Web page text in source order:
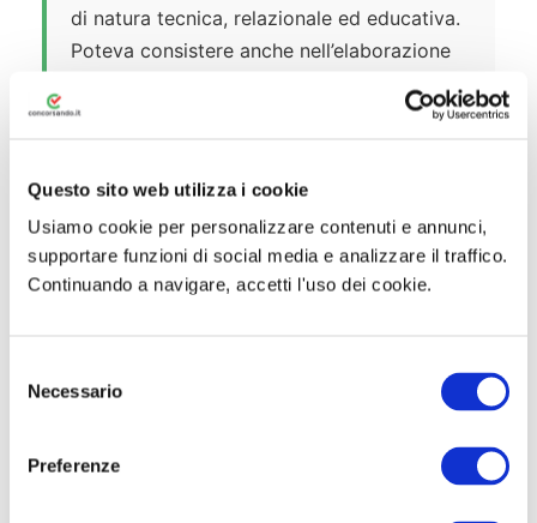
Questo sito web utilizza i cookie
Usiamo cookie per personalizzare contenuti e annunci,
supportare funzioni di social media e analizzare il traffico.
Continuando a navigare, accetti l'uso dei cookie.
Necessario
Preferenze
di natura tecnica, relazionale ed educativa.
Poteva consistere anche nell’elaborazione
finalizzati al superamento di criticità
di progetti socio-sanitari integrati di
su: gestione dei farmaci, degli apparecchi
elettromedicali e degli ausili; igiene della
diritto costituzionale, amministrativo e del
lavoro; normativa sulla privacy; normativa
La soglia minima per essere ammessi alla